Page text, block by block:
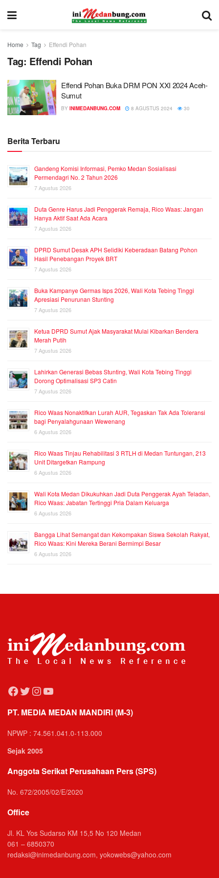
Home Tag Effendi Pohan
Tag: Effendi Pohan
Effendi Pohan Buka DRM PON XXI 2024 Aceh-
Sumut
BY INIMEDANBUNG.COM 8 AGUSTUS 2024 30
Berita Terbaru
Gandeng Komisi Informasi, Pemko Medan Sosialisasi
Permendagri No. 2 Tahun 2026
7 Agustus 2026
Duta Genre Harus Jadi Penggerak Remaja, Rico Waas: Jangan
Hanya Aktif Saat Ada Acara
7 Agustus 2026
DPRD Sumut Desak APH Selidiki Keberadaan Batang Pohon
Hasil Penebangan Proyek BRT
7 Agustus 2026
Buka Kampanye Germas Isps 2026, Wali Kota Tebing Tinggi
Apresiasi Penurunan Stunting
7 Agustus 2026
Ketua DPRD Sumut Ajak Masyarakat Mulai Kibarkan Bendera
Merah Putih
7 Agustus 2026
Lahirkan Generasi Bebas Stunting, Wali Kota Tebing Tinggi
Dorong Optimalisasi SP3 Catin
7 Agustus 2026
Rico Waas Nonaktifkan Lurah AUR, Tegaskan Tak Ada Toleransi
bagi Penyalahgunaan Wewenang
6 Agustus 2026
Rico Waas Tinjau Rehabilitasi 3 RTLH di Medan Tuntungan, 213
Unit Ditargetkan Rampung
6 Agustus 2026
Wali Kota Medan Dikukuhkan Jadi Duta Penggerak Ayah Teladan,
Rico Waas: Jabatan Tertinggi Pria Dalam Keluarga
6 Agustus 2026
Bangga Lihat Semangat dan Kekompakan Siswa Sekolah Rakyat,
Rico Waas: Kini Mereka Berani Bermimpi Besar
6 Agustus 2026
Facebook
Twitter
Instagram
YouTube
PT. MEDIA MEDAN MANDIRI (M-3)
NPWP : 74.561.041.0-113.000
Sejak 2005
Anggota Serikat Perusahaan Pers (SPS)
No. 672/2005/02/E/2020
Office
Jl. KL Yos Sudarso KM 15,5 No 120 Medan
061 – 6850370
redaksi@inimedanbung.com, yokowebs@yahoo.com